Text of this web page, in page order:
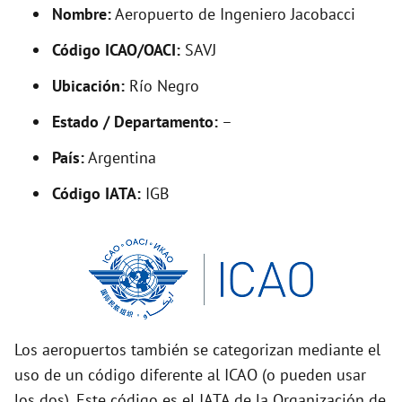
d
e
o
Nombre:Aeropuerto de Ingeniero Jacobacci
Código ICAO/OACI: SAVJ
Ubicación: Río Negro
Estado / Departamento: –
País:Argentina
Código IATA: IGB
Los aeropuertos también se categorizan mediante el
uso de un código diferente al ICAO (o pueden usar